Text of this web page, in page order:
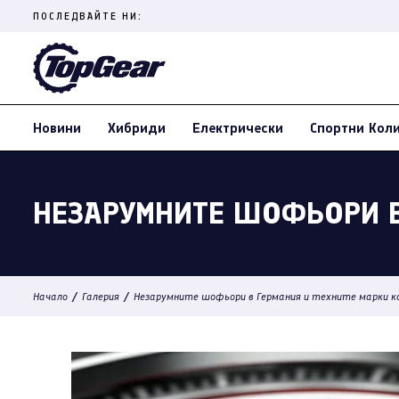
content
(Press
ПОСЛЕДВАЙТЕ НИ:
Новини Хибриди Електрически Спортни
НЕЗАРУМНИТЕ ШОФЬОРИ
Начало / Галерия / Незарумните шофьори в Германия и техните марки